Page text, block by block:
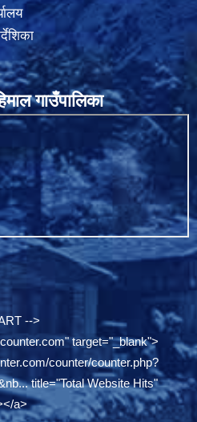
गाउँपालिका
-->
target="_blank">
counter/counter.php?
title="Total Website Hits"
a>